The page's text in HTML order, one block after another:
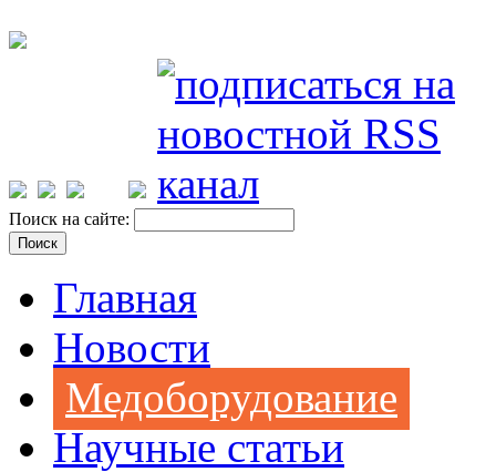
Поиск на сайте:
Главная
Новости
Медоборудование
Научные статьи